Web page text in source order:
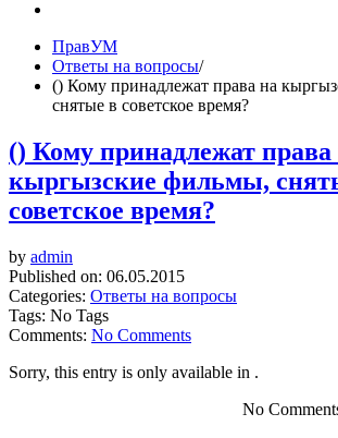
ПравУМ
Ответы на вопросы/
() Кому принадлежат права на
снятые в советское время?
() Кому принадлежат права
кыргызские фильмы,
советское время?
by admin
Published on: 06.05.2015
Categories: Ответы на вопросы
Tags: No Tags
Comments: No Comments
Sorry, this entry is only available in .
No